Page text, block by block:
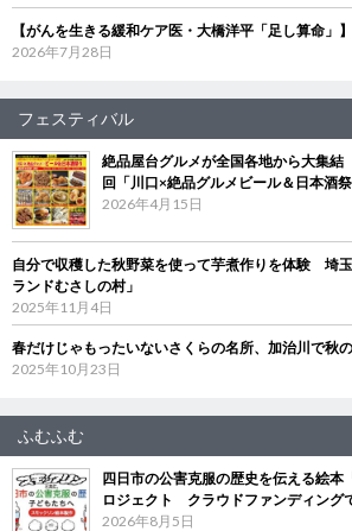
【がんを生きる緩和ケア医・大橋洋平「足し算命」
2026年7月28日
フェスティバル
絶品屋台グルメが全国各地から大集
回「川口×絶品グルメビール＆日本酒
2026年4月15日
自分で収穫した秋野菜を使って芋煮作りを体験 埼
ランドむさしの村」
2025年11月4日
春だけじゃもったいないさくらの名所、加治川で秋
2025年10月23日
ふむふむ
四日市の公害克服の歴史を伝える絵本
ロジェクト クラウドファンディング
2026年8月5日